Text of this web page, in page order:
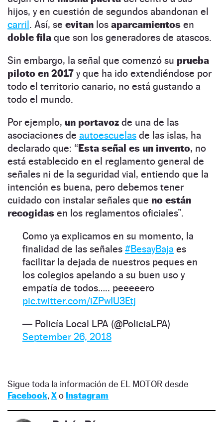
hijos, y en cuestión de segundos abandonan el
carril. Así, se evitan los aparcamientos en
doble fila que son los generadores de atascos.
Sin embargo, la señal que comenzó su prueba
piloto en 2017 y que ha ido extendiéndose por
todo el territorio canario, no está gustando a
todo el mundo.
Por ejemplo, un portavoz de una de las
asociaciones de autoescuelas de las islas, ha
declarado que: “Esta señal es un invento, no
está establecido en el reglamento general de
señales ni de la seguridad vial, entiendo que la
intención es buena, pero debemos tener
cuidado con instalar señales que no están
recogidas en los reglamentos oficiales”.
Como ya explicamos en su momento, la
finalidad de las señales #BesayBaja es
facilitar la dejada de nuestros peques en
los colegios apelando a su buen uso y
empatía de todos….. peeeeero
pic.twitter.com/iZPwIU3Etj
— Policía Local LPA (@PoliciaLPA)
September 26, 2018
Sigue toda la información de EL MOTOR desde
Facebook, Xo Instagram